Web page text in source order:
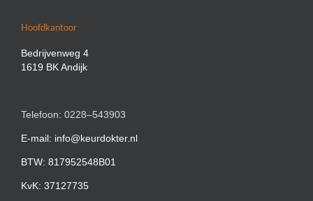
Hoofdkantoor
Bedrijvenweg 4
1619 BK Andijk
Telefoon: 0228–543903
E-mail: info@keurdokter.nl
BTW: 817952548B01
KvK: 37127735